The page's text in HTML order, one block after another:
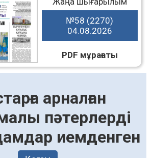
№58 (2270)
04.08.2026
PDF мұрағаты
арналған
пәтерлерді
иемденген